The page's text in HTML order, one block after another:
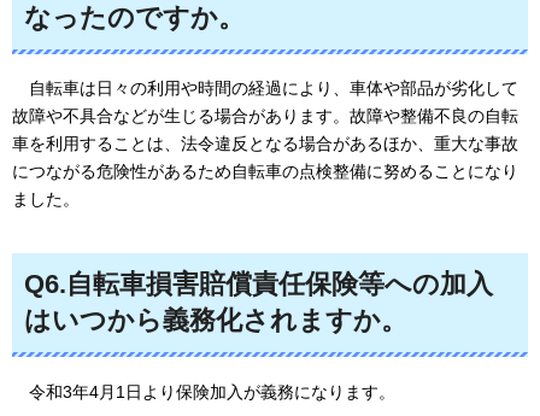
なったのですか。
自転車は日々の利用や時間の経過により、車体や部品が劣化して
故障や不具合などが生じる場合があります。故障や整備不良の自転
車を利用することは、法令違反となる場合があるほか、重大な事故
につながる危険性があるため自転車の点検整備に努めることになり
ました。
Q6.自転車損害賠償責任保険等への加入
はいつから義務化されますか。
令和3年4月1日より保険加入が義務になります。